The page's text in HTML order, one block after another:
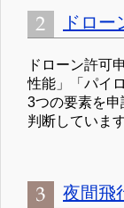
ドロ
ドローン許可
性能」「パイ
3つの要素を
判断していま
夜間飛